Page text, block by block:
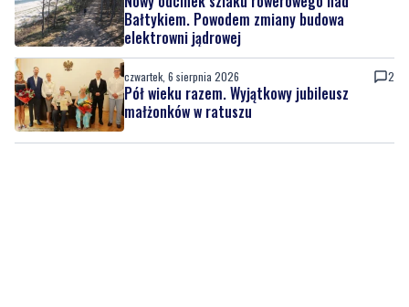
czwartek, 6 sierpnia 2026
Pół wieku razem. Wyjątkowy jubileusz
małżonków w ratuszu